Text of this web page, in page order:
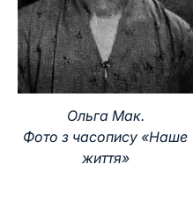
Ольга Мак.
Фото з часопису «Наше
життя»